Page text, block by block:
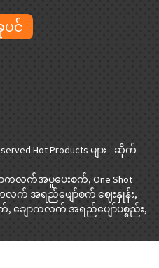
ပင်
Hot Products များ - ဆိုက်
ာကလက်အပူပေးစက်, One Shot
လက် အရည်ဖျော်စက် ဈေးနှုန်း,
, ချောကလက် အရည်ပျော်ပစ္စည်း,